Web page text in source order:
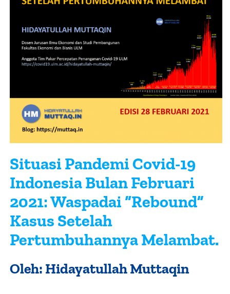
About Me
Situasi Pandemi Covid-19
Indonesia Bulan Februari
2021: Waspadai “Rebound”
Kasus Setelah
Pertumbuhannya Melambat.
Oleh: Hidayatullah Muttaqin